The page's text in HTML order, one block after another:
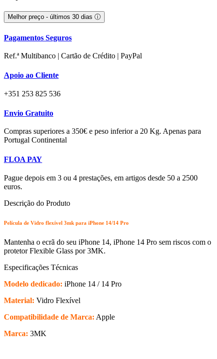
Melhor preço - últimos 30 dias ⓘ
Pagamentos Seguros
Ref.ª Multibanco | Cartão de Crédito | PayPal
Apoio ao Cliente
+351 253 825 536
Envio Gratuito
Compras superiores a 350€ e peso inferior a 20 Kg. Apenas para
Portugal Continental
FLOA PAY
Pague depois em 3 ou 4 prestações, em artigos desde 50 a 2500
euros.
Descrição do Produto
Película de Vidro flexível 3mk para iPhone 14/14 Pro
Mantenha o ecrã do seu iPhone 14, iPhone 14 Pro sem riscos com o
protetor Flexible Glass por 3MK.
Especificações Técnicas
Modelo dedicado: iPhone 14 / 14 Pro
Material: Vidro Flexível
Compatibilidade de Marca: Apple
Marca: 3MK